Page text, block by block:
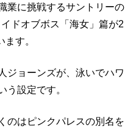
業に挑戦するサントリーの
ドオブボス「海女」篇が2
す。
ジョーンズが、泳いでハワ
う設定です。
のはピンクパレスの別名を